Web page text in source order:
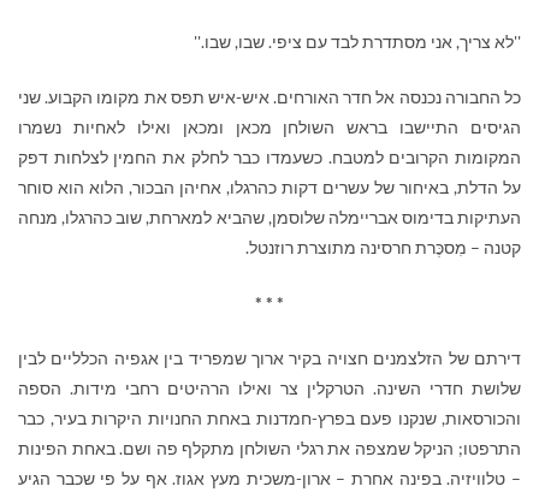
''לא צריך, אני מסתדרת לבד עם ציפי. שבו, שבו.''
כל החבורה נכנסה אל חדר האורחים. איש-איש תפס את מקומו הקבוע. שני
הגיסים התיישבו בראש השולחן מכאן ומכאן ואילו לאחיות נשמרו
המקומות הקרובים למטבח. כשעמדו כבר לחלק את החמין לצלחות דפק
על הדלת, באיחור של עשרים דקות כהרגלו, אחיהן הבכור, הלוא הוא סוחר
העתיקות בדימוס אבריימלה שלוסמן, שהביא למארחת, שוב כהרגלו, מנחה
קטנה – מִסכֶּרת חרסינה מתוצרת רוזנטל.
* * *
דירתם של הזלצמנים חצויה בקיר ארוך שמפריד בין אגפיה הכלליים לבין
שלושת חדרי השינה. הטרקלין צר ואילו הרהיטים רחבי מידות. הספה
והכורסאות, שנקנו פעם בפרץ-חמדנות באחת החנויות היקרות בעיר, כבר
התרפטו; הניקל שמצפה את רגלי השולחן מתקלף פה ושם. באחת הפינות
– טלוויזיה. בפינה אחרת – ארון-משכית מעץ אגוז. אף על פי שכבר הגיע